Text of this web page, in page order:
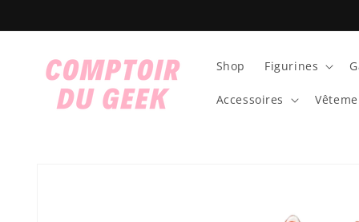
au
Shop Figurines
Accessoires